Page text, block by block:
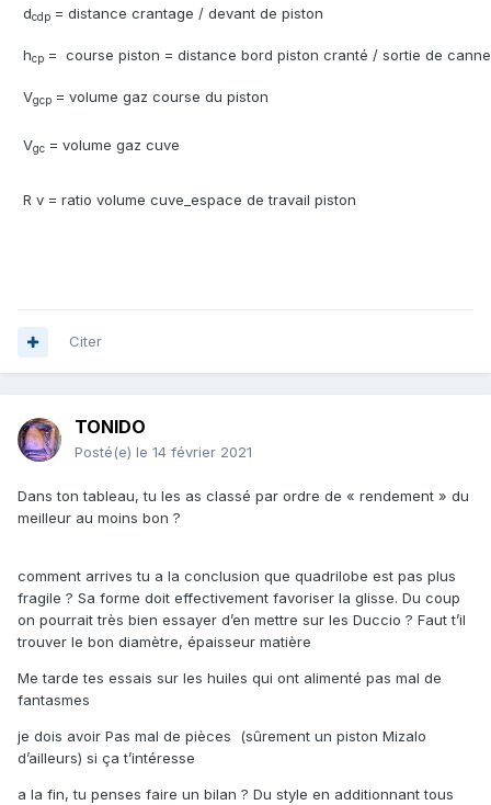
dcdp= distance crantage / devant de piston
hcp= course piston = distance bord piston cranté / sortie de
Vgcp= volume gaz course du piston
Vgc= volume gaz cuve
R v = ratio volume cuve_espace de travail piston
Citer
TONIDO
Posté(e) le 14 février 2021
Dans ton tableau, tu les as classé par ordre de « rendement » du
meilleur au moins bon ?
comment arrives tu a la conclusion que quadrilobe est pas plus
fragile ? Sa forme doit effectivement favoriser la glisse. Du coup
on pourrait très bien essayer d’en mettre sur les Duccio ? Faut t’il
trouver le bon diamètre, épaisseur matière
Me tarde tes essais sur les huiles qui ont alimenté pas mal de
fantasmes
je dois avoir Pas mal de pièces (sûrement un piston Mizalo
d’ailleurs) si ça t’intéresse
a la fin, tu penses faire un bilan ? Du style en additionnant tous